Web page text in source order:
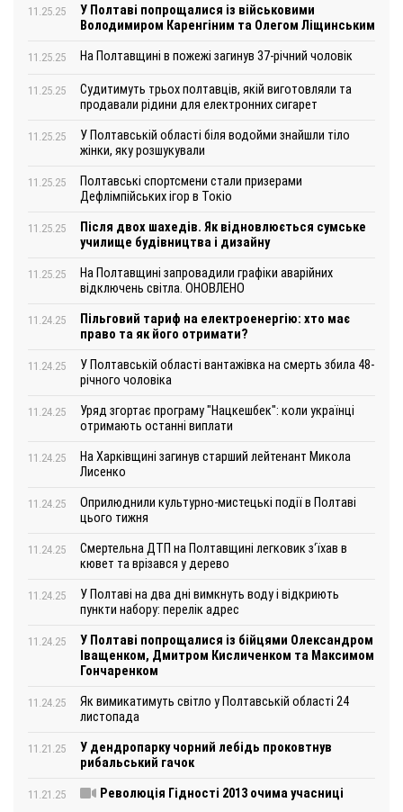
11.25.25
У Полтаві попрощалися із військовими
Володимиром Каренгіним та Олегом Ліщинським
11.25.25 На Полтавщині в пожежі загинув 37-річний чоловік
11.25.25
Судитимуть трьох полтавців, якій виготовляли та
продавали рідини для електронних сигарет
11.25.25
У Полтавській області біля водойми знайшли тіло
жінки, яку розшукували
11.25.25
Полтавські спортсмени стали призерами
Дефлімпійських ігор в Токіо
11.25.25
Після двох шахедів. Як відновлюється сумське
училище будівництва і дизайну
11.25.25
На Полтавщині запровадили графіки аварійних
відключень світла. ОНОВЛЕНО
11.24.25
Пільговий тариф на електроенергію: хто має
право та як його отримати?
11.24.25
У Полтавській області вантажівка на смерть збила 48-
річного чоловіка
11.24.25
Уряд згортає програму "Нацкешбек": коли українці
отримають останні виплати
11.24.25
На Харківщині загинув старший лейтенант Микола
Лисенко
11.24.25
Оприлюднили культурно-мистецькі події в Полтаві
цього тижня
11.24.25
Смертельна ДТП на Полтавщині легковик з‘їхав в
кювет та врізався у дерево
11.24.25
У Полтаві на два дні вимкнуть воду і відкриють
пункти набору: перелік адрес
11.24.25
У Полтаві попрощалися із бійцями Олександром
Іващенком, Дмитром Кисличенком та Максимом
Гончаренком
11.24.25
Як вимикатимуть світло у Полтавській області 24
листопада
11.21.25
У дендропарку чорний лебідь проковтнув
рибальський гачок
11.21.25 Революція Гідності 2013 очима учасниці